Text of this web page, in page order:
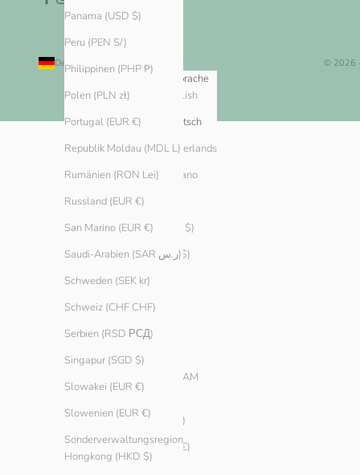
Panama (USD $)
Peru (PEN S/)
Philippinen (PHP ₱)
Polen (PLN zł)
Portugal (EUR €)
Republik Moldau (MDL L)
Rumänien (RON Lei)
Russland (EUR €)
San Marino (EUR €)
Saudi-Arabien (SAR ر.س)
Schweden (SEK kr)
Schweiz (CHF CHF)
Serbien (RSD РСД)
Singapur (SGD $)
Slowakei (EUR €)
Slowenien (EUR €)
Sonderverwaltungsregion
Hongkong (HKD $)
Deutschland (EUR €)
Land
Algerien (DZD د.ج)
Andorra (EUR €)
Argentinien (EUR €)
Armenien (AMD դր.)
Aruba (AWG ƒ)
Australien (AUD $)
Bahamas (BSD $)
Bahrain (EUR €)
Belarus (EUR €)
Belgien (EUR €)
Bosnien und
Herzegowina (BAM
КМ)
Brasilien (EUR €)
Bulgarien (EUR €)
Deutsch
Sprache
English
Deutsch
Nederlands
Italiano
© 2026 -